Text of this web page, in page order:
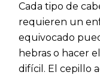
Cada tipo de
requieren un
equivocado
hebras o hacer
difícil. El cepillo